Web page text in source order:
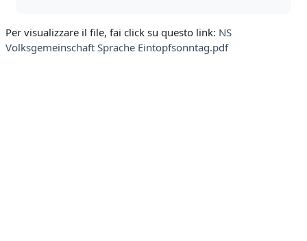
Per visualizzare il file, fai click su questo link: NS
Volksgemeinschaft Sprache Eintopfsonntag.pdf